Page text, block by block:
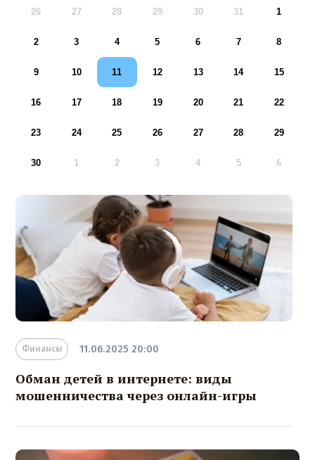
26 27 28 29 30 31 1
2 3 4 5 6 7 8
9 10 11 12 13 14 15
16 17 18 19 20 21 22
23 24 25 26 27 28 29
30 1 2 3 4 5 6
Финансы 11.06.2025 20:00
Обман детей в интернете: виды
мошенничества через онлайн-игры